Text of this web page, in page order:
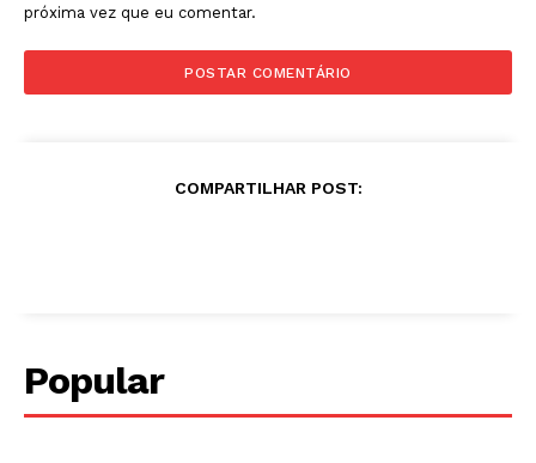
próxima vez que eu comentar.
COMPARTILHAR POST:
Popular